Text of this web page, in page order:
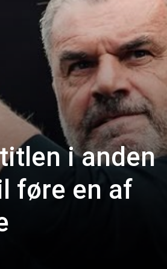
i anden
føre en af